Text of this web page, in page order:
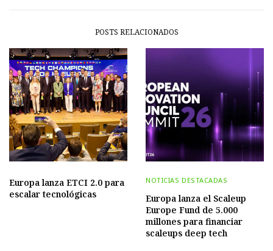
POSTS RELACIONADOS
Europa lanza ETCI 2.0 para
escalar tecnológicas
NOTICIAS DESTACADAS
Europa lanza el Scaleup
Europe Fund de 5.000
millones para financiar
scaleups deep tech